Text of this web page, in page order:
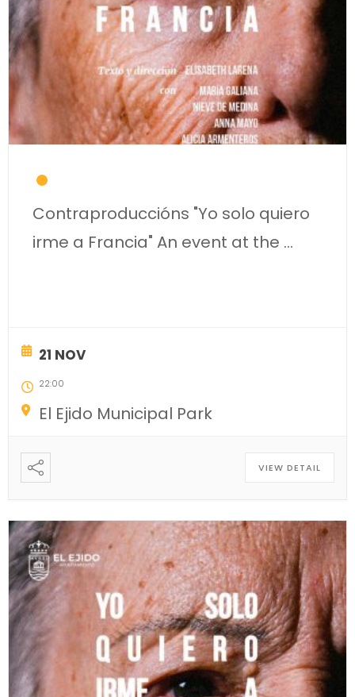
Contraproduccións "Yo solo quiero
irme a Francia" An event at the ...
21 NOV
22:00
El Ejido Municipal Park
VIEW DETAIL